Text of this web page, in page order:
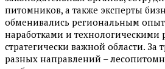
питомников, а также эксперты
обменивались региональным
наработками и
стратегически важной области. За
разных направлений –